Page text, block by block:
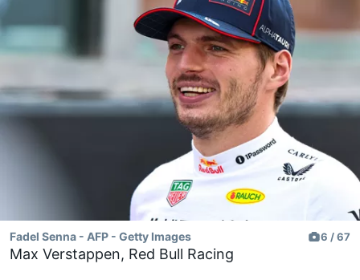
Fadel Senna - AFP - Getty Images 6 / 67
Max Verstappen, Red Bull Racing